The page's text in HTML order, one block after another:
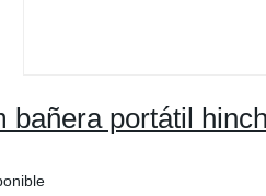
bañera portátil